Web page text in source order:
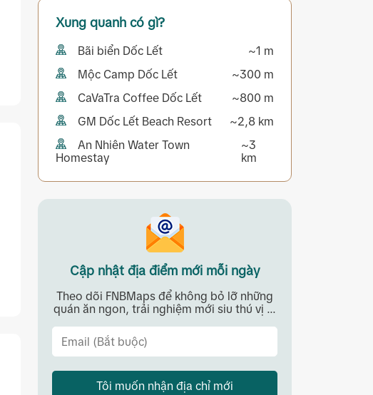
Xung quanh có gì?
Bãi biển Dốc Lết
~1 m
Mộc Camp Dốc Lết
~300 m
CaVaTra Coffee Dốc Lết
~800 m
GM Dốc Lết Beach Resort
~2,8 km
An Nhiên Water Town
Homestay
~3
km
Cập nhật địa điểm mới mỗi ngày
Theo dõi FNBMaps để không bỏ lỡ những
quán ăn ngon, trải nghiệm mới siu thú vị ...
Tôi muốn nhận địa chỉ mới